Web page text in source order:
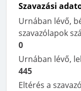
Szavazási
Urnában lévő,
szavazólapok
0
Urnában lévő,
445
Eltérés a